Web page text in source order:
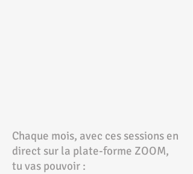
Chaque mois, avec ces sessions en
direct sur la plate-forme ZOOM,
tu vas pouvoir :